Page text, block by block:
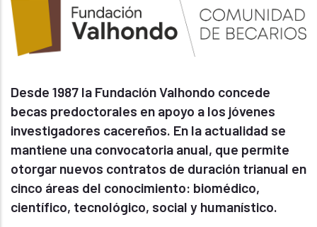
Desde 1987 la Fundación Valhondo concede
becas predoctorales en apoyo a los jóvenes
investigadores cacereños. En la actualidad se
mantiene una convocatoria anual, que permite
otorgar nuevos contratos de duración trianual en
cinco áreas del conocimiento: biomédico,
científico, tecnológico, social y humanístico.